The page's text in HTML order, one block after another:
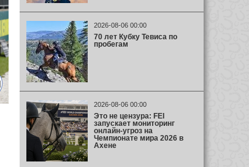
2026-08-06 00:00
70 лет Кубку Тевиса по
пробегам
2026-08-06 00:00
Это не цензура: FEI
запускает мониторинг
онлайн-угроз на
Чемпионате мира 2026 в
Ахене